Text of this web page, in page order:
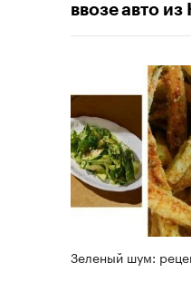
ввозе авто из
Зеленый шум: